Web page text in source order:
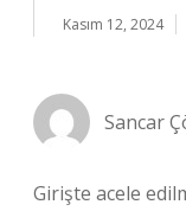
Kasım 12, 2024
Sancar
Girişte acele